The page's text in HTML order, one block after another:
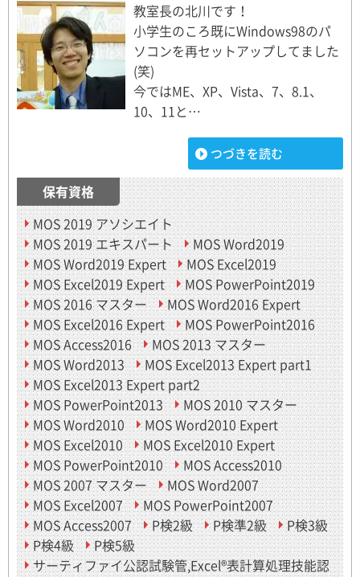
教室長の北川です！
小学生のころ既にWindows98のパ
ソコンを再セットアップしてました
(笑)
今ではME、XP、Vista、7、8.1、
10、11と…
つづきを読む
保有資格
MOS 2019 アソシエイト
MOS 2019 エキスパート
MOS Word2019
MOS Word2019 Expert
MOS Excel2019
MOS Excel2019 Expert
MOS PowerPoint2019
MOS 2016 マスター
MOS Word2016 Expert
MOS Excel2016 Expert
MOS PowerPoint2016
MOS Access2016
MOS 2013 マスター
MOS Word2013
MOS Excel2013 Expert part1
MOS Excel2013 Expert part2
MOS PowerPoint2013
MOS 2010 マスター
MOS Word2010
MOS Word2010 Expert
MOS Excel2010
MOS Excel2010 Expert
MOS PowerPoint2010
MOS Access2010
MOS 2007 マスター
MOS Word2007
MOS Excel2007
MOS PowerPoint2007
MOS Access2007
P検2級 P検準2級
P検3級
P検4級
P検5級
サーティファイ公認試験管,Excel®表計算処理技能認